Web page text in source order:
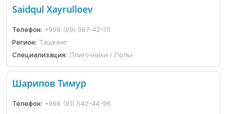
Saidqul Xayrulloev
Телефон: +998 (99) 987-42-15
Регион: Ташкент
Специализация: Плиточники / Полы
Шарипов Тимур
Телефон: +998 (91) 542-44-96